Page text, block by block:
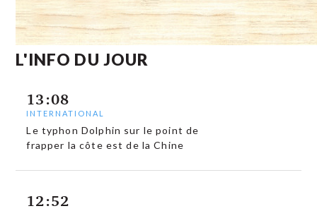
L'INFO DU JOUR
13:08
INTERNATIONAL
Le typhon Dolphin sur le point de
frapper la côte est de la Chine
12:52